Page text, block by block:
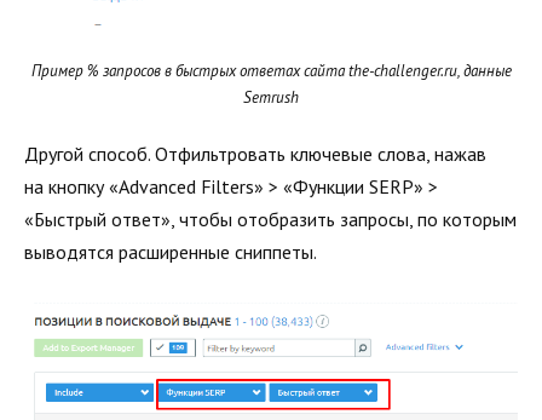
Пример % запросов в быстрых ответах сайта the-challenger.ru, данные
Semrush
Другой способ. Отфильтровать ключевые слова, нажав
на кнопку «Advanced Filters» > «Функции SERP» >
«Быстрый ответ», чтобы отобразить запросы, по которым
выводятся расширенные сниппеты.